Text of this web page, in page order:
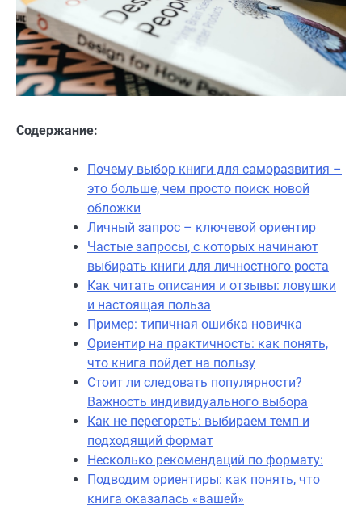
Содержание:
Почему выбор книги для саморазвития –
это больше, чем просто поиск новой
обложки
Личный запрос – ключевой ориентир
Частые запросы, с которых начинают
выбирать книги для личностного роста
Как читать описания и отзывы: ловушки
и настоящая польза
Пример: типичная ошибка новичка
Ориентир на практичность: как понять,
что книга пойдет на пользу
Стоит ли следовать популярности?
Важность индивидуального выбора
Как не перегореть: выбираем темп и
подходящий формат
Несколько рекомендаций по формату:
Подводим ориентиры: как понять, что
книга оказалась «вашей»